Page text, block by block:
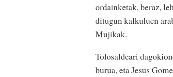
ordainketak, beraz,
ditugun kalkuluen
Mujikak.
Tolosaldeari
burua, eta Jesus